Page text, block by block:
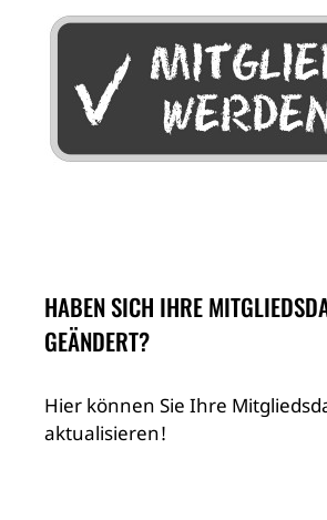
HABEN SICH IHRE
GEÄNDERT?
Hier können Sie Ihre
aktualisieren!